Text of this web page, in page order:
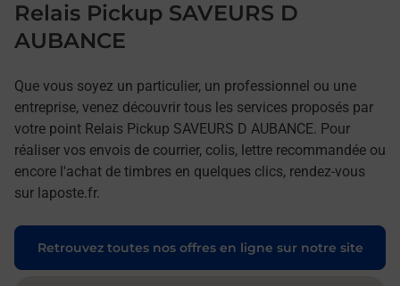
Relais Pickup SAVEURS D
AUBANCE
Que vous soyez un particulier, un professionnel ou une
entreprise, venez découvrir tous les services proposés par
votre point Relais Pickup SAVEURS D AUBANCE. Pour
réaliser vos envois de courrier, colis, lettre recommandée ou
encore l'achat de timbres en quelques clics, rendez-vous
sur laposte.fr.
Retrouvez toutes nos offres en ligne sur notre site